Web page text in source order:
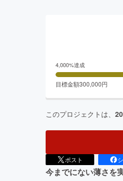
4,000%達成
目標金額300,000円
このプロジェクトは、
ポスト
今までにない薄さを